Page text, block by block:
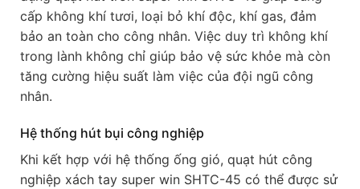
cấp không khí tươi, loại bỏ khí độc, khí gas, đảm
bảo an toàn cho công nhân. Việc duy trì không khí
trong lành không chỉ giúp bảo vệ sức khỏe mà còn
tăng cường hiệu suất làm việc của đội ngũ công
nhân.
Hệ thống hút bụi công nghiệp
Khi kết hợp với hệ thống ống gió, quạt hút công
nghiệp xách tay super win SHTC-45 có thể được sử